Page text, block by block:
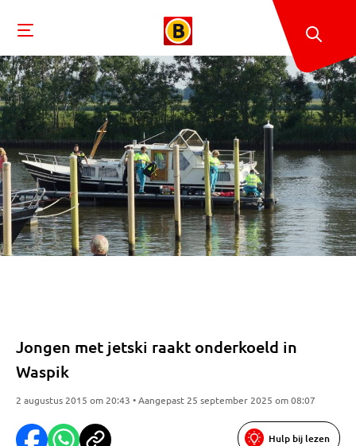
Jongen met jetski raakt onderkoeld in
Waspik
2 augustus 2015 om 20:43 • Aangepast 25 september 2025 om 08:07
Hulp bij lezen